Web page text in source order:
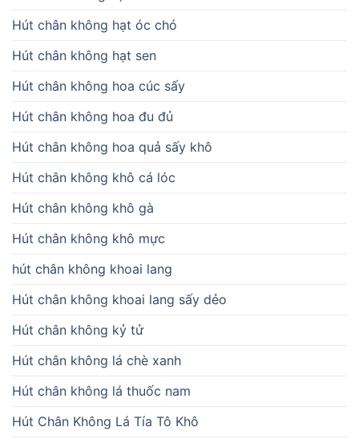
Hút chân không hạt óc chó
Hút chân không hạt sen
Hút chân không hoa cúc sấy
Hút chân không hoa đu đủ
Hút chân không hoa quả sấy khô
Hút chân không khô cá lóc
Hút chân không khô gà
Hút chân không khô mực
hút chân không khoai lang
Hút chân không khoai lang sấy dẻo
Hút chân không kỷ tử
Hút chân không lá chè xanh
Hút chân không lá thuốc nam
Hút Chân Không Lá Tía Tô Khô